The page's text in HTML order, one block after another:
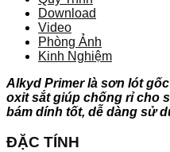
Download
Video
Phòng Ảnh
Kinh Nghiệm
Alkyd Primer là sơn lót
oxit sắt giúp chống rỉ cho
bám dính tốt, dễ dàng sử
ĐẶC TÍNH